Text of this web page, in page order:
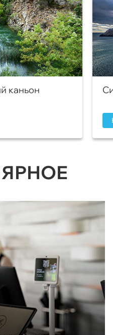
каньон